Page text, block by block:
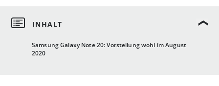
Samsung Galaxy Note 20: Vorstellung wohl im August
2020